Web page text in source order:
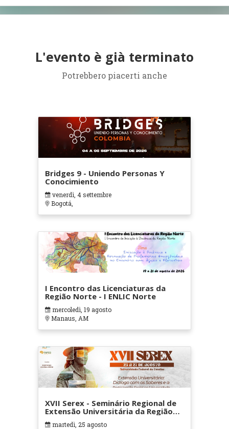
L'evento è già terminato
Potrebbero piacerti anche
Bridges 9 - Uniendo Personas Y
Conocimiento
venerdì, 4 settembre
Bogotá,
I Encontro das Licenciaturas da
Região Norte - I ENLIC Norte
mercoledì, 19 agosto
Manaus, AM
XVII Serex - Seminário Regional de
Extensão Universitária da Região
Centro-Oeste
martedì, 25 agosto